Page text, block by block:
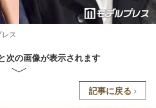
ス
次の画像が表示されます
記事に戻る